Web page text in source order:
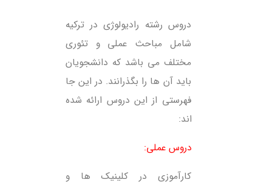
دروس رشته رادیولوژی در ترکیه
شامل مباحث عملی و تئوری
مختلف می باشد که دانشجویان
باید آن ها را بگذرانند. در این جا
فهرستی از این دروس ارائه شده
اند:
دروس عملی:
کارآموزی در کلینیک ها و